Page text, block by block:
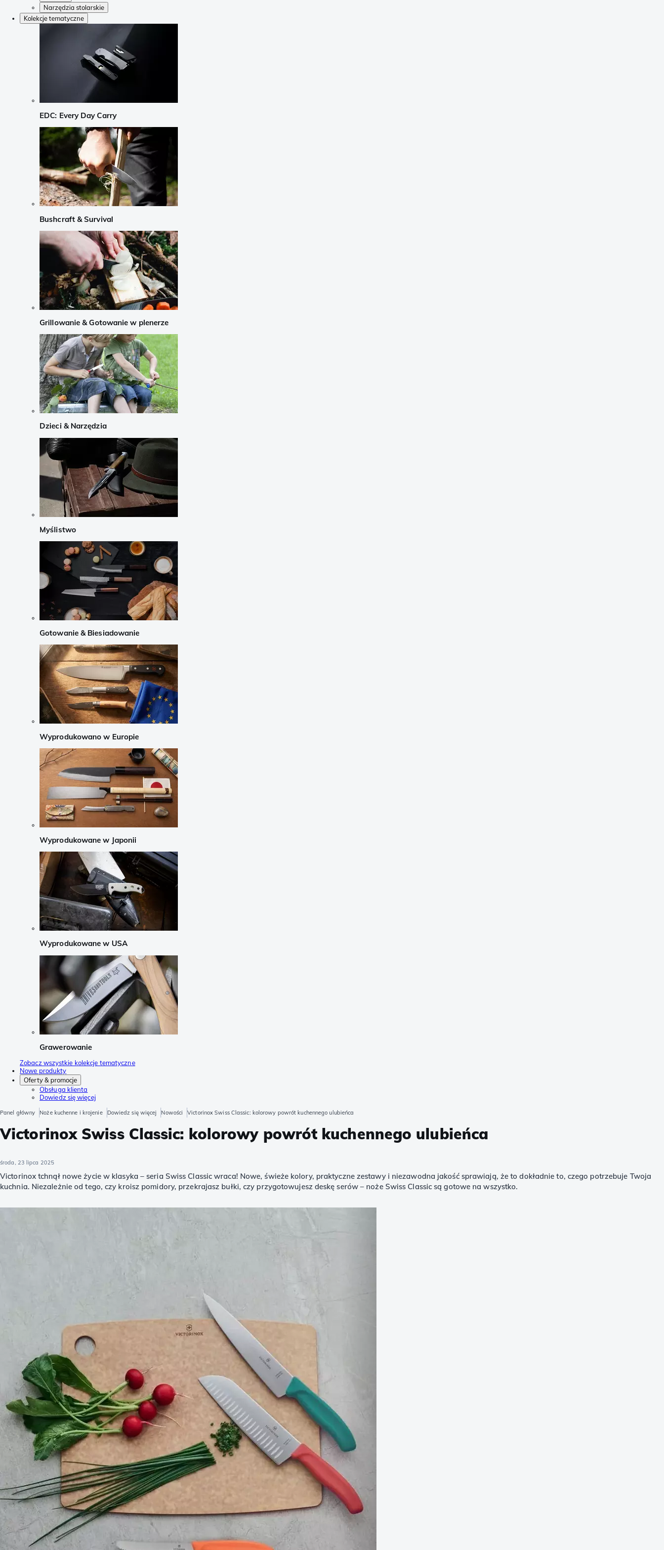
Narzędzia stolarskie
Kolekcje tematyczne
EDC: Every Day Carry
Bushcraft & Survival
Grillowanie & Gotowanie w plenerze
Dzieci & Narzędzia
Myślistwo
Gotowanie & Biesiadowanie
Wyprodukowano w Europie
Wyprodukowane w Japonii
Wyprodukowane w USA
Grawerowanie
Zobacz wszystkie kolekcje tematyczne
Nowe produkty
Oferty & promocje
Obsługa klienta
Dowiedz się więcej
Panel główny Noże kuchenne i krojenie Dowiedz się więcej Nowości Victorinox Swiss Classic: kolorowy powrót kuchennego ulubieńca
Victorinox Swiss Classic: kolorowy powrót kuchennego ulubieńca
środa, 23 lipca 2025
Victorinox tchnął nowe życie w klasyka – seria Swiss Classic wraca! Nowe, świeże kolory, praktyczne zestawy i niezawodna jakość sprawiają, że to dokładnie to, czego potrzebuje Twoja
kuchnia. Niezależnie od tego, czy kroisz pomidory, przekrajasz bułki, czy przygotowujesz deskę serów – noże Swiss Classic są gotowe na wszystko.